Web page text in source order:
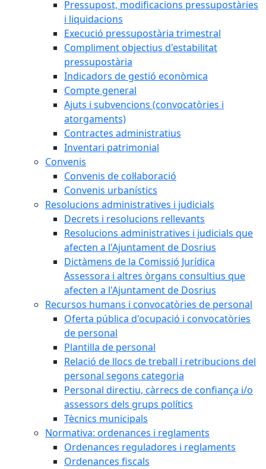
Pressupost, modificacions pressupostàries
i liquidacions
Execució pressupostària trimestral
Compliment objectius d'estabilitat
pressupostària
Indicadors de gestió econòmica
Compte general
Ajuts i subvencions (convocatòries i
atorgaments)
Contractes administratius
Inventari patrimonial
Convenis
Convenis de col·laboració
Convenis urbanístics
Resolucions administratives i judicials
Decrets i resolucions rellevants
Resolucions administratives i judicials que
afecten a l'Ajuntament de Dosrius
Dictàmens de la Comissió Jurídica
Assessora i altres òrgans consultius que
afecten a l'Ajuntament de Dosrius
Recursos humans i convocatòries de personal
Oferta pública d'ocupació i convocatòries
de personal
Plantilla de personal
Relació de llocs de treball i retribucions del
personal segons categoria
Personal directiu, càrrecs de confiança i/o
assessors dels grups polítics
Tècnics municipals
Normativa: ordenances i reglaments
Ordenances reguladores i reglaments
Ordenances fiscals